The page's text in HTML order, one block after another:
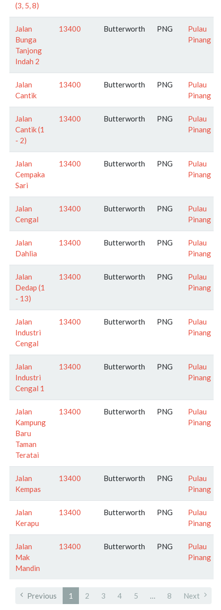
(3, 5, 8)
Jalan
Bunga
Tanjong
Indah 2
13400 Butterworth PNG
Pulau
Pinang
Jalan
Cantik
13400 Butterworth PNG
Pulau
Pinang
Jalan
Cantik (1
- 2)
13400 Butterworth PNG
Pulau
Pinang
Jalan
Cempaka
Sari
13400 Butterworth PNG
Pulau
Pinang
Jalan
Cengal
13400 Butterworth PNG
Pulau
Pinang
Jalan
Dahlia
13400 Butterworth PNG
Pulau
Pinang
Jalan
Dedap (1
- 13)
13400 Butterworth PNG
Pulau
Pinang
Jalan
Industri
Cengal
13400 Butterworth PNG
Pulau
Pinang
Jalan
Industri
Cengal 1
13400 Butterworth PNG
Pulau
Pinang
Jalan
Kampung
Baru
Taman
Teratai
13400 Butterworth PNG
Pulau
Pinang
Jalan
Kempas
13400 Butterworth PNG
Pulau
Pinang
Jalan
Kerapu
13400 Butterworth PNG
Pulau
Pinang
Jalan
Mak
Mandin
13400 Butterworth PNG
Pulau
Pinang
Previous 1 2 3 4 5 … 8 Next